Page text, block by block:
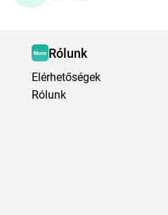
Rólunk
Elérhetőségek
Rólunk